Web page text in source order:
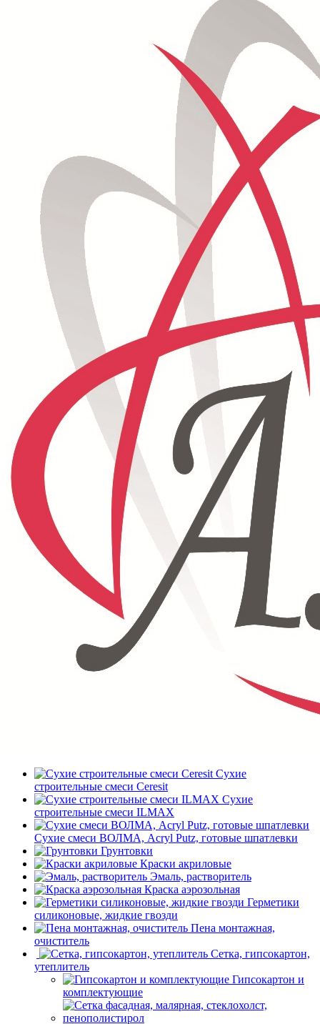
Сухие
строительные смеси Ceresit
Сухие
строительные смеси ILMAX
Сухие смеси ВОЛМА, Acryl Putz, готовые шпатлевки
Грунтовки
Краски акриловые
Эмаль, растворитель
Краска аэрозольная
Герметики
силиконовые, жидкие гвозди
Пена монтажная,
очиститель
Сетка, гипсокартон,
утеплитель
Гипсокартон и
комплектующие